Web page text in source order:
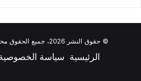
© حقوق النشر 2026، جميع الحقوق محفوظة لـــ شفائي
الرئيسية سياسة